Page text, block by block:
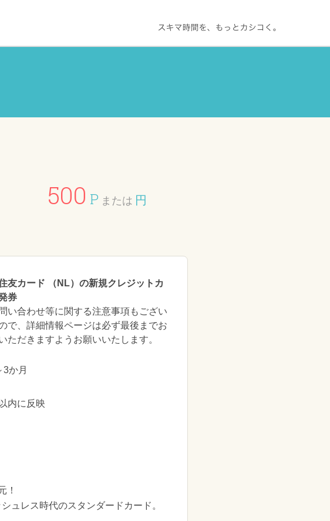
500 P または 円
友カード （NL）の新規クレジットカ
券
い合わせ等に関する注意事項もござい
で、詳細情報ページは必ず最後までお
ただきますようお願いいたします。
3か月
内に反映
！
ュレス時代のスタンダードカード。